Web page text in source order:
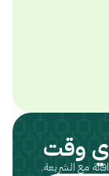
وقت
مع الشريعة.